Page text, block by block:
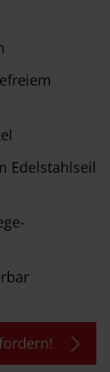
Edelstahlseil